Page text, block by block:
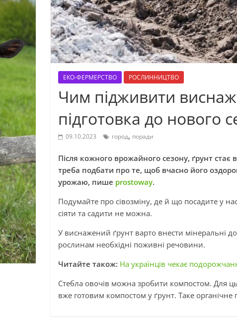
ЕКО-ФЕРМЕРСТВО РОСЛИННИЦТВО
Чим підживити
підготовка до нового
09.10.2023 город, поради
Після кожного врожайного сезону, ґрунт
треба подбати про те, щоб вчасно його
урожаю, пише prostoway.
Подумайте про сівозміну, де й що посадите у
сіяти та садити не можна.
У виснажений ґрунт варто внести мінеральні
рослинам необхідні поживні речовини.
Читайте також: На українців чекає
Стебла овочів можна зробити компостом. Для
вже готовим компостом у ґрунт. Таке